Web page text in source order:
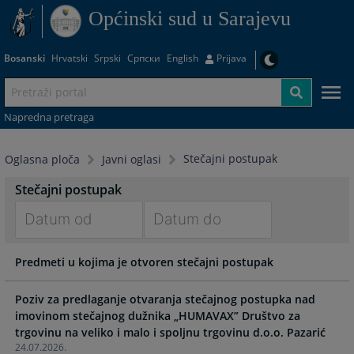
Općinski sud u Sarajevu
Bosanski Hrvatski Srpski Српски English Prijava
Napredna pretraga
Oglasna ploča Javni oglasi Stečajni postupak
Stečajni postupak
forward
to
interact
with
the
calendar
forward
to
interact
with
the
Predmeti u kojima je otvoren stečajni postupak
24.07.2026.
Poziv za predlaganje otvaranja stečajnog postupka nad
imovinom stečajnog dužnika „HUMAVAX” Društvo za
trgovinu na veliko i malo i spoljnu trgovinu d.o.o. Pazarić